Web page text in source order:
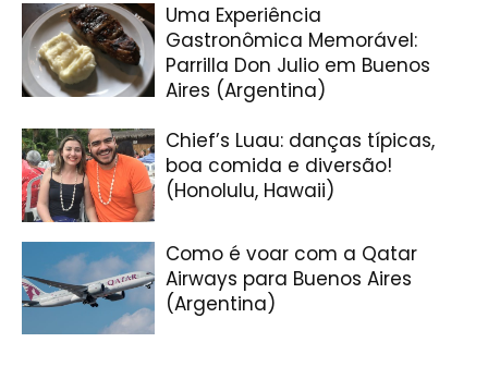
Uma Experiência
Gastronômica Memorável:
Parrilla Don Julio em Buenos
Aires (Argentina)
Chief’s Luau: danças típicas,
boa comida e diversão!
(Honolulu, Hawaii)
Como é voar com a Qatar
Airways para Buenos Aires
(Argentina)